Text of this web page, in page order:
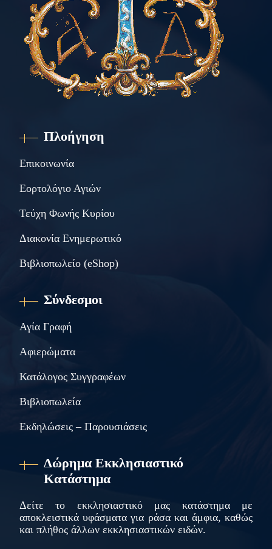
Πλοήγηση
Επικοινωνία
Εορτολόγιο Αγιών
Τεύχη Φωνής Κυρίου
Διακονία Ενημερωτικό
Βιβλιοπωλείο (eShop)
Σύνδεσμοι
Αγία Γραφή
Αφιερώματα
Κατάλογος Συγγραφέων
Βιβλιοπωλεία
Εκδηλώσεις – Παρουσιάσεις
Δώρημα Εκκλησιαστικό
Κατάστημα
Δείτε το εκκλησιαστικό μας κατάστημα με
αποκλειστικά υφάσματα για ράσα και άμφια, καθώς
και πλήθος άλλων εκκλησιαστικών ειδών.